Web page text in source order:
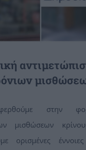
στην
μισθώσεων
ορισμένες